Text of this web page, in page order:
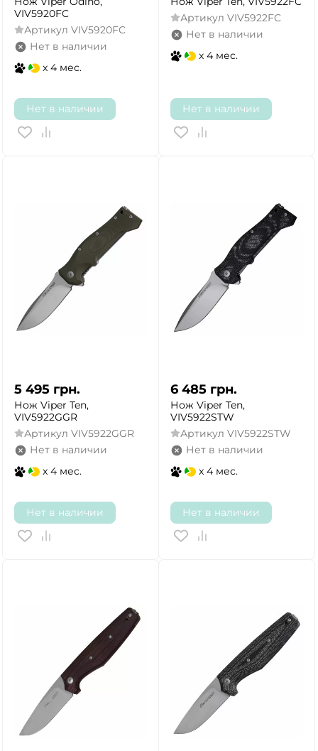
VIV5920FC
Артикул VIV5920FC
Нет в наличии
x 4 мес.
Нет в наличии
Артикул VIV5922FC
Нет в наличии
x 4 мес.
Нет в наличии
5 495 грн.
Нож Viper Ten,
VIV5922GGR
Артикул VIV5922GGR
Нет в наличии
x 4 мес.
Нет в наличии
6 485 грн.
Нож Viper Ten,
VIV5922STW
Артикул VIV5922STW
Нет в наличии
x 4 мес.
Нет в наличии
НЕТ